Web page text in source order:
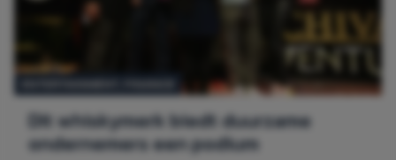
Dit whiskymerk biedt duurzame
ondernemers een podium